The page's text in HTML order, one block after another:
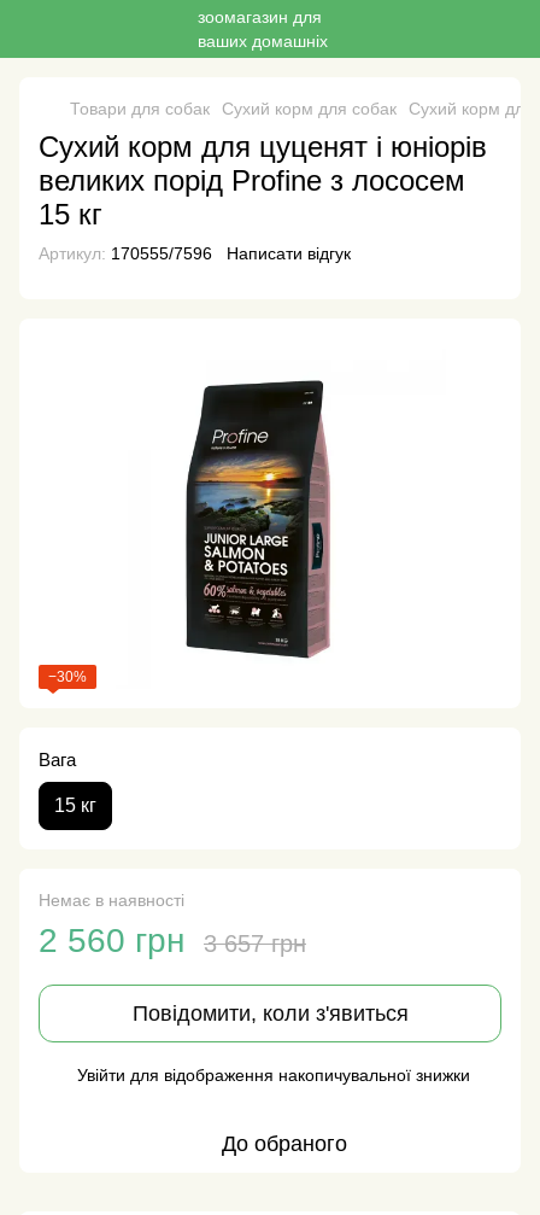
Товари для собак Сухий корм для собак Сухий корм для
Сухий корм для цуценят і юніорів
великих порід Profine з лососем
15 кг
Артикул: 170555/7596 Написати відгук
−30%
Вага
15 кг
Немає в наявності
2 560 грн 3 657 грн
Повідомити, коли з'явиться
Увійти для відображення накопичувальної знижки
До обраного